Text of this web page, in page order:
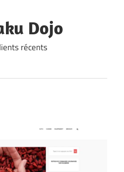
Dojo
récents